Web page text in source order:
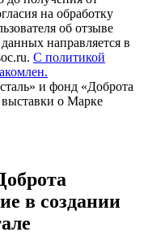
на обработку
об отзыве
направляется в
С политикой
и фонд «Доброта
выставки о Марке
в создании